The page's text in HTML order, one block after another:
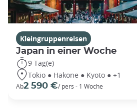
Kleingruppenreisen
Japan in einer Woche
9 Tag(e)
Tokio ● Hakone ● Kyoto ● +1
Ab2 590 €/ pers - 1 Woche